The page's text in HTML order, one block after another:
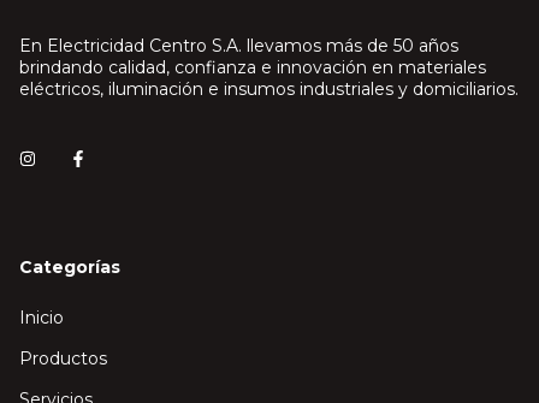
En Electricidad Centro S.A. llevamos más de 50 años
brindando calidad, confianza e innovación en materiales
eléctricos, iluminación e insumos industriales y domiciliarios.
Categorías
Inicio
Productos